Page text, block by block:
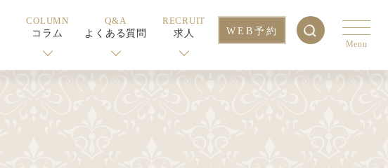
COLUMN
コラム
Q&A
よくある質問
RECRUIT
求人
WEB予約
Menu